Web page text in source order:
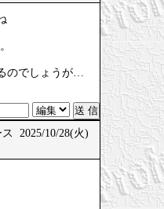
のでしょうが…
2025/10/28(火)